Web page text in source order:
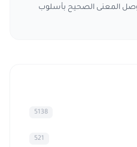
المعنى الصحيح بأسلوب
5138
521